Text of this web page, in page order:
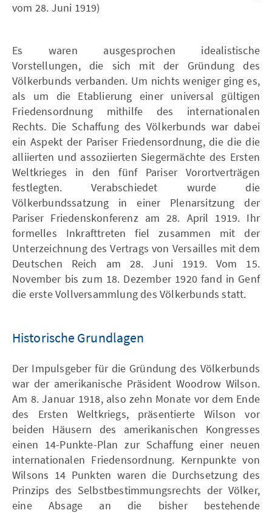
vom 28. Juni 1919)
Es waren ausgesprochen idealistische
Vorstellungen, die sich mit der Gründung des
Völkerbunds verbanden. Um nichts weniger ging es,
als um die Etablierung einer universal gültigen
Friedensordnung mithilfe des internationalen
Rechts. Die Schaffung des Völkerbunds war dabei
ein Aspekt der Pariser Friedensordnung, die die die
alliierten und assoziierten Siegermächte des Ersten
Weltkrieges in den fünf Pariser Vorortverträgen
festlegten. Verabschiedet wurde die
Völkerbundssatzung in einer Plenarsitzung der
Pariser Friedenskonferenz am 28. April 1919. Ihr
formelles Inkrafttreten fiel zusammen mit der
Unterzeichnung des Vertrags von Versailles mit dem
Deutschen Reich am 28. Juni 1919. Vom 15.
November bis zum 18. Dezember 1920 fand in Genf
die erste Vollversammlung des Völkerbunds statt.
Historische Grundlagen
Der Impulsgeber für die Gründung des Völkerbunds
war der amerikanische Präsident Woodrow Wilson.
Am 8. Januar 1918, also zehn Monate vor dem Ende
des Ersten Weltkriegs, präsentierte Wilson vor
beiden Häusern des amerikanischen Kongresses
einen 14-Punkte-Plan zur Schaffung einer neuen
internationalen Friedensordnung. Kernpunkte von
Wilsons 14 Punkten waren die Durchsetzung des
Prinzips des Selbstbestimmungsrechts der Völker,
eine Absage an die bisher bestehende